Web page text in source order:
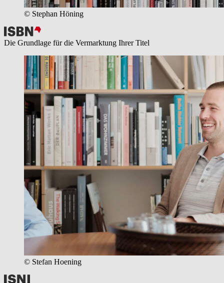
© Stephan Höning
Die Grundlage für die Vermarktung Ihrer Titel
© Stefan Hoening